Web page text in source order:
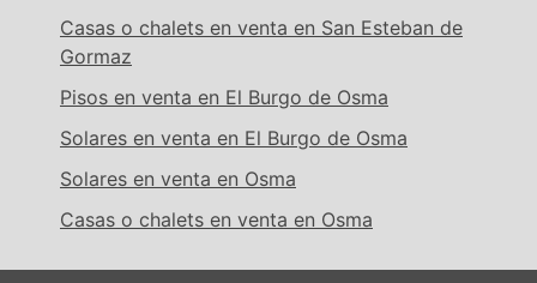
Casas o chalets en venta en San Esteban de
Gormaz
Pisos en venta en El Burgo de Osma
Solares en venta en El Burgo de Osma
Solares en venta en Osma
Casas o chalets en venta en Osma